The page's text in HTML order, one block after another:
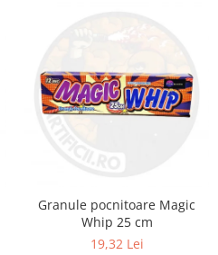
Granule pocnitoare Magic
Whip 25 cm
19,32 Lei